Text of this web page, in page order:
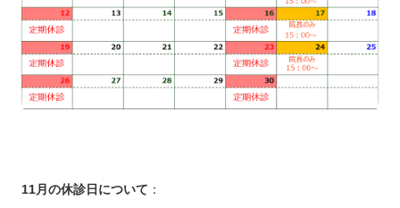
11月の休診日について ：